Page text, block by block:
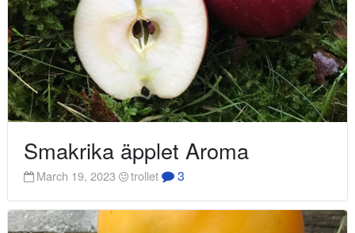
Smakrika äpplet Aroma
March 19, 2023 trollet 3